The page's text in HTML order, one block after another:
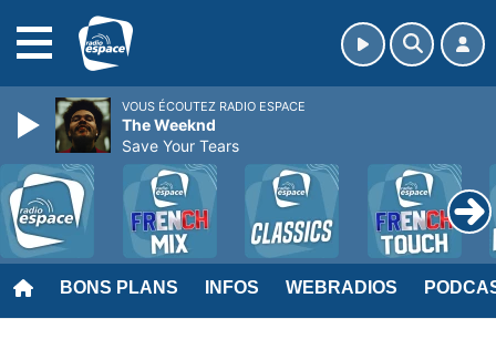
BONS PLANS INFOS WEBRADIOS
VOUS ÉCOUTEZ RADIO ESPACE
The Weeknd
Save Your Tears